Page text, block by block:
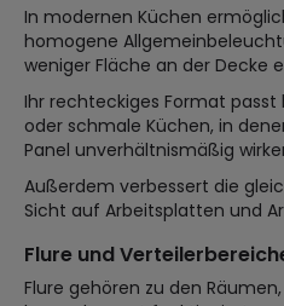
In modernen Küchen
homogene
weniger Fläche an der Decke
Ihr rechteckiges Format passt
oder schmale Küchen, in
Panel unverhältnismäßig
Außerdem verbessert die
Sicht auf Arbeitsplatten und
Flure und
Flure gehören zu den